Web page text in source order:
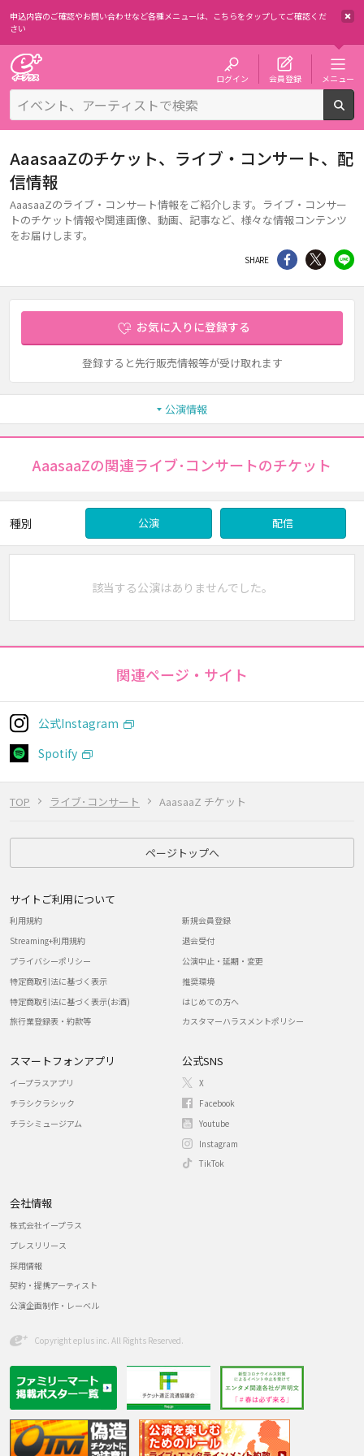
申込内容のご確認やお問い合わせなど各種メニューは、 こちらをタップしてご確認くだ
さい
ログイン 会員登録 メニュー
TOP ライブ･コンサート AaasaaZ チケット
AaasaaZのチケット、ライブ・コンサート、配
信情報
AaasaaZのライブ・コンサート情報をご紹介します。ライブ・コンサー
トのチケット情報や関連画像、動画、記事など、様々な情報コンテンツ
をお届けします。
SHARE シェア Twitter
お気に入りに登録する
登録すると先行販売情報等が受け取れます
公演情報
AaasaaZの関連ライブ･コンサートのチケット
種別 公演 配信
該当する公演はありませんでした。
関連ページ・サイト
公式Instagram
Spotify
ページトップへ
サイトご利用について
利用規約
Streaming+利用規約
プライバシーポリシー
特定商取引法に基づく表示
特定商取引法に基づく表示(お酒)
旅行業登録表・約款等
新規会員登録
退会受付
公演中止・延期・変更
推奨環境
はじめての方へ
カスタマーハラスメントポリシー
スマートフォンアプリ
イープラスアプリ
チラシクラシック
チラシミュージアム
公式SNS
X
Facebook
Youtube
Instagram
TikTok
会社情報
株式会社イープラス
プレスリリース
採用情報
契約・提携アーティスト
公演企画制作・レーベル
Copyright eplus inc. All Rights Reserved.